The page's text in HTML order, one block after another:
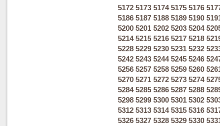
5172 5173 5174 5175 5176
5186 5187 5188 5189 5190
5200 5201 5202 5203 5204
5214 5215 5216 5217 5218
5228 5229 5230 5231 5232
5242 5243 5244 5245 5246
5256 5257 5258 5259 5260
5270 5271 5272 5273 5274
5284 5285 5286 5287 5288
5298 5299 5300 5301 5302
5312 5313 5314 5315 5316
5326 5327 5328 5329 5330